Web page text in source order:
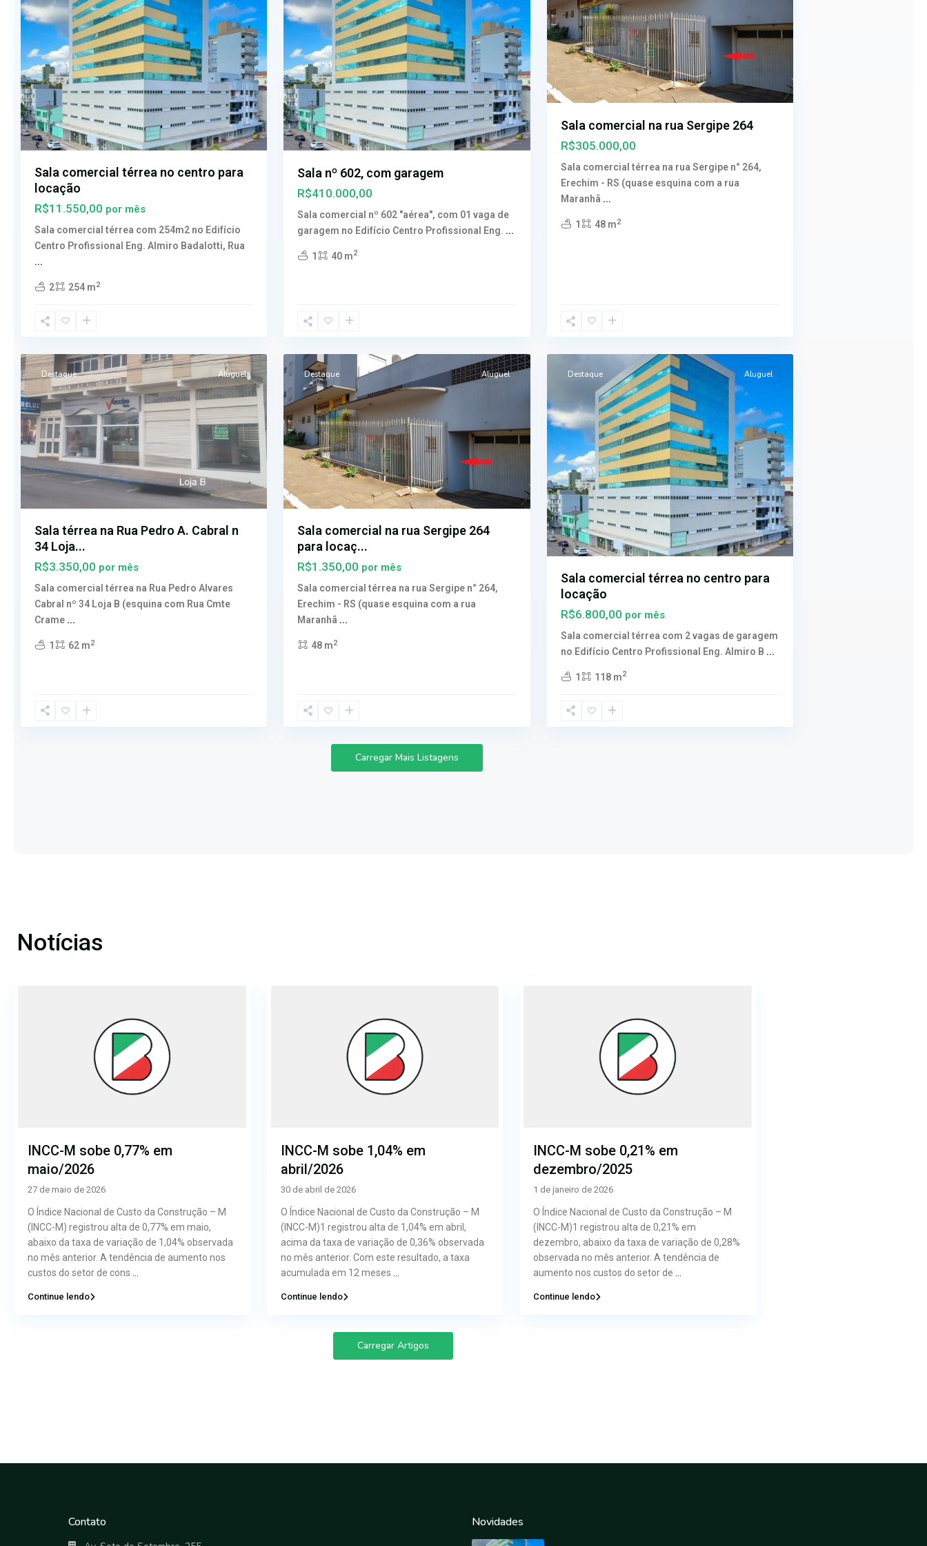
Sala comercial térrea no centro para
locação
R$11.550,00 por mês
Sala comercial térrea com 254m2 no Edifício
Centro Profissional Eng. Almiro Badalotti, Rua
...
2 254 m2
Sala nº 602, com garagem
R$410.000,00
Sala comercial nº 602 "aérea", com 01 vaga de
garagem no Edifício Centro Profissional Eng. ...
1 40 m2
Sala comercial na rua Sergipe 264
R$305.000,00
Sala comercial térrea na rua Sergipe n° 264,
Erechim - RS (quase esquina com a rua
Maranhã ...
1 48 m2
Centro,
Destaque Aluguel
Sala térrea na Rua Pedro A. Cabral n
34 Loja...
R$3.350,00 por mês
Sala comercial térrea na Rua Pedro Alvares
Cabral nº 34 Loja B (esquina com Rua Cmte
Crame ...
1 62 m2
Fátima,
Destaque Aluguel
Sala comercial na rua Sergipe 264
para locaç...
R$1.350,00 por mês
Sala comercial térrea na rua Sergipe n° 264,
Erechim - RS (quase esquina com a rua
Maranhã ...
48 m2
Centro,
Destaque Aluguel
Sala comercial térrea no centro para
locação
R$6.800,00 por mês
Sala comercial térrea com 2 vagas de garagem
no Edifício Centro Profissional Eng. Almiro B ...
1 118 m2
Carregar Mais Listagens
Notícias
INCC-M sobe 0,77% em
maio/2026
27 de maio de 2026
O Índice Nacional de Custo da Construção – M
(INCC-M) registrou alta de 0,77% em maio,
abaixo da taxa de variação de 1,04% observada
no mês anterior. A tendência de aumento nos
custos do setor de cons
Continue lendo
INCC-M sobe 1,04% em
abril/2026
30 de abril de 2026
O Índice Nacional de Custo da Construção – M
(INCC-M)1 registrou alta de 1,04% em abril,
acima da taxa de variação de 0,36% observada
no mês anterior. Com este resultado, a taxa
acumulada em 12 meses
Continue lendo
INCC-M sobe 0,21% em
dezembro/2025
1 de janeiro de 2026
O Índice Nacional de Custo da Construção – M
(INCC-M)1 registrou alta de 0,21% em
dezembro, abaixo da taxa de variação de 0,28%
observada no mês anterior. A tendência de
aumento nos custos do setor de
Continue lendo
Carregar Artigos
Contato Novidades